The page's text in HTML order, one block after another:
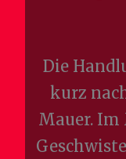
Die
kurz
Mauer.